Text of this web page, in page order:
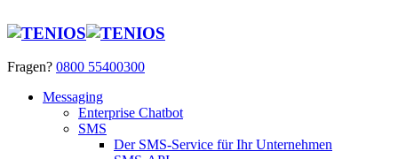
Fragen? 0800 55400300
Messaging
Enterprise Chatbot
SMS
Der SMS-Service für Ihr Unternehmen